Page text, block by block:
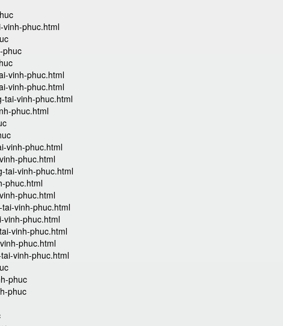
vinh-phuc.html
phuc
vinh-phuc.html
vinh-phuc.html
tai-vinh-phuc.html
phuc.html
vinh-phuc.html
phuc.html
tai-vinh-phuc.html
phuc.html
phuc.html
vinh-phuc.html
vinh-phuc.html
vinh-phuc.html
phuc.html
vinh-phuc.html
phuc
phuc